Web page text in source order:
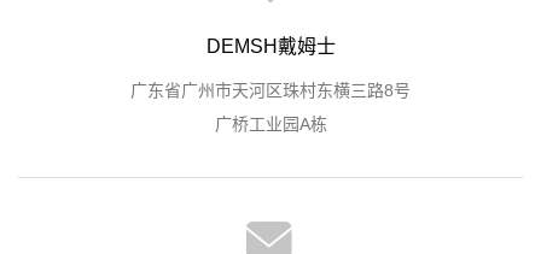
DEMSH戴姆士
广东省广州市天河区珠村东横三路8号
广桥工业园A栋